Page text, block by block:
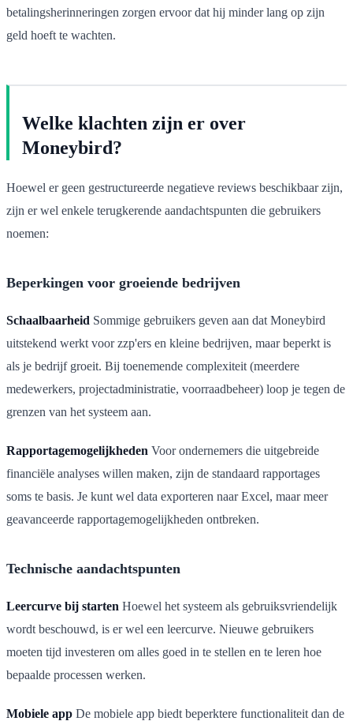
betalingsherinneringen zorgen ervoor dat hij minder lang op zijn
geld hoeft te wachten.
Welke klachten zijn er over
Moneybird?
Hoewel er geen gestructureerde negatieve reviews beschikbaar zijn,
zijn er wel enkele terugkerende aandachtspunten die gebruikers
noemen:
Beperkingen voor groeiende bedrijven
Schaalbaarheid Sommige gebruikers geven aan dat Moneybird
uitstekend werkt voor zzp'ers en kleine bedrijven, maar beperkt is
als je bedrijf groeit. Bij toenemende complexiteit (meerdere
medewerkers, projectadministratie, voorraadbeheer) loop je tegen de
grenzen van het systeem aan.
Rapportagemogelijkheden Voor ondernemers die uitgebreide
financiële analyses willen maken, zijn de standaard rapportages
soms te basis. Je kunt wel data exporteren naar Excel, maar meer
geavanceerde rapportagemogelijkheden ontbreken.
Technische aandachtspunten
Leercurve bij starten Hoewel het systeem als gebruiksvriendelijk
wordt beschouwd, is er wel een leercurve. Nieuwe gebruikers
moeten tijd investeren om alles goed in te stellen en te leren hoe
bepaalde processen werken.
Mobiele app De mobiele app biedt beperktere functionaliteit dan de